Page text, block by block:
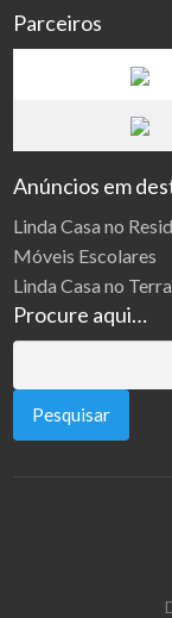
Parceiros
Anúncios em
Linda Casa no
Móveis Escolares
Linda Casa no
Procure aqui…
por: